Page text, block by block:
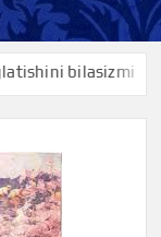
bilasizmi